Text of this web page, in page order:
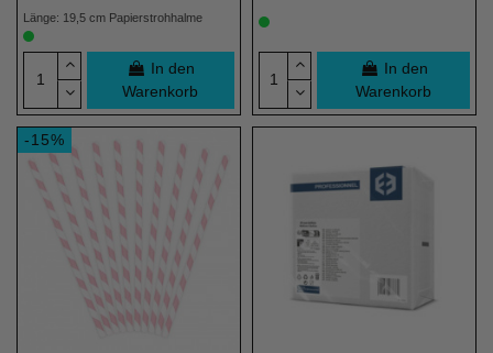
Länge: 19,5 cm Papierstrohhalme
In den
Warenkorb
In den
Warenkorb
-15%